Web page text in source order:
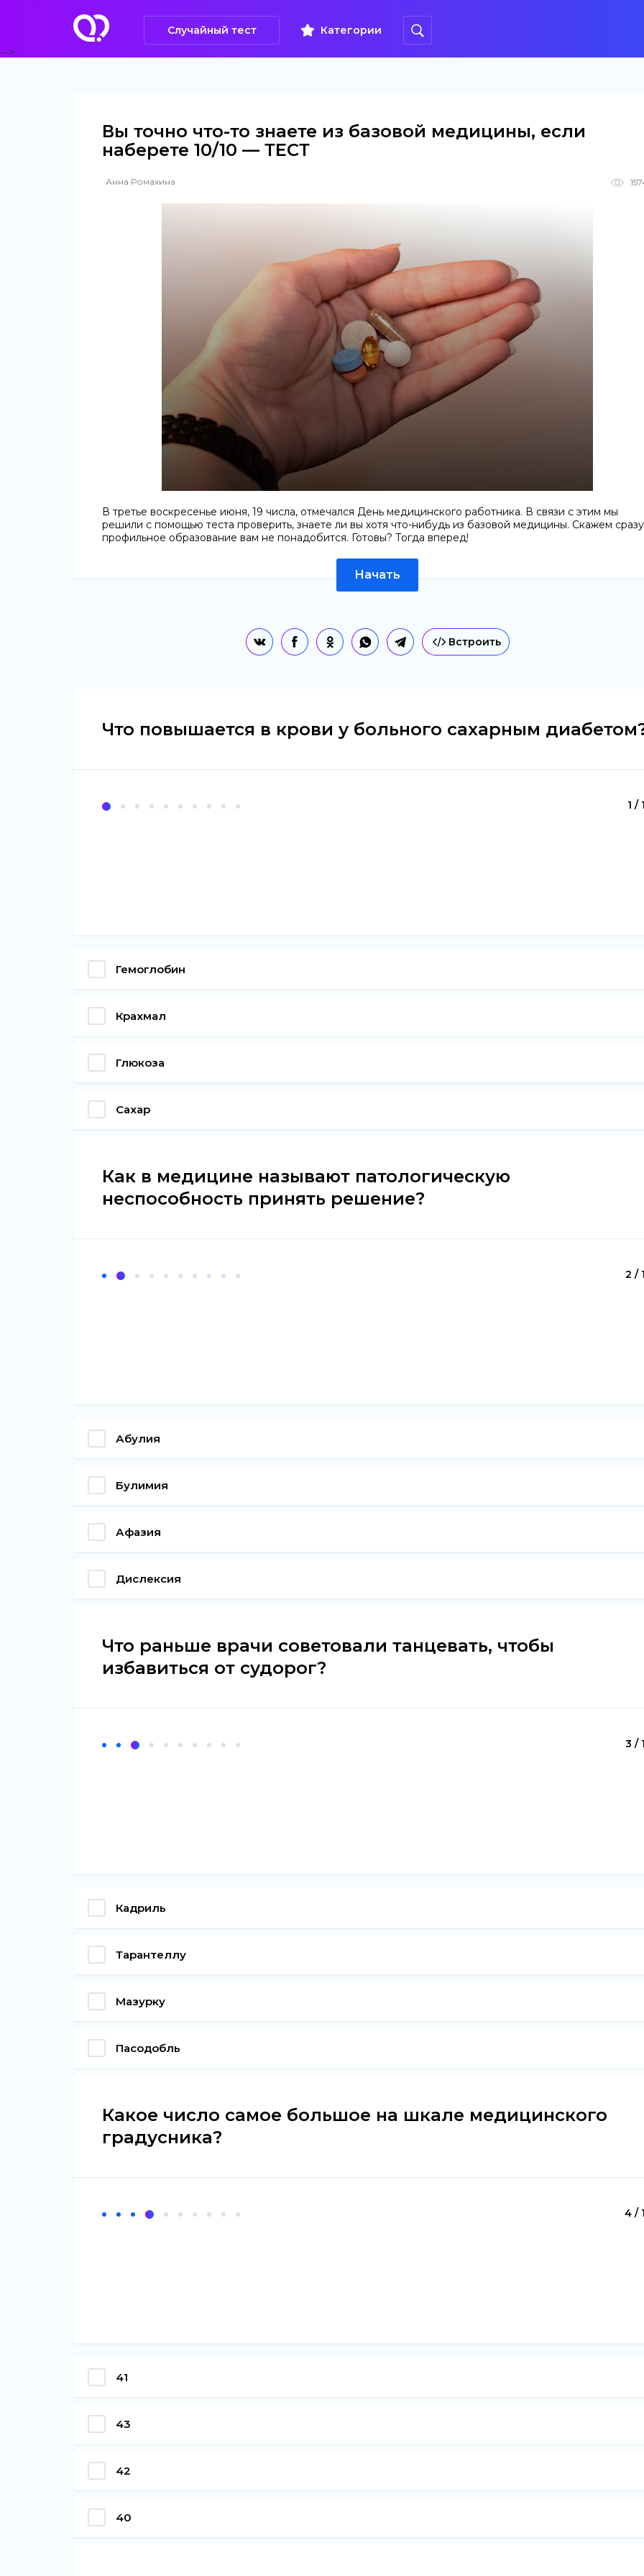
Случайный тест Категории
-->
Вы точно что-то знаете из базовой медицины, если
наберете 10/10 — ТЕСТ
Анна Ромахина
В третье воскресенье июня, 19 числа, отмечался День медицинского работника. В связи с этим мы
решили с помощью теста проверить, знаете ли вы хотя что-нибудь из базовой медицины. Скажем
профильное образование вам не понадобится. Готовы? Тогда вперед!
Начать
Встроить
Что повышается в крови у больного сахарным
1 /
Гемоглобин
Крахмал
Глюкоза
Сахар
Как в медицине называют патологическую
неспособность принять решение?
2 /
Абулия
Булимия
Афазия
Дислексия
Что раньше врачи советовали танцевать, чтобы
избавиться от судорог?
3 /
Кадриль
Тарантеллу
Мазурку
Пасодобль
Какое число самое большое на шкале медицинского
градусника?
4 /
41
43
42
40